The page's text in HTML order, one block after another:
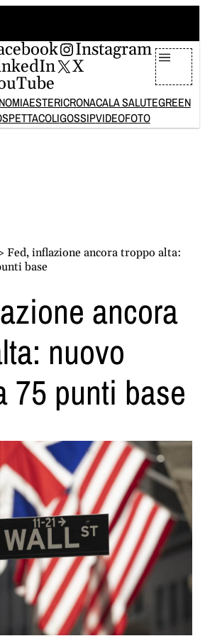
Instagram
X
ESTERICRONACALA SALUTEGREEN
SPETTACOLIGOSSIPVIDEOFOTO
Fed, inflazione ancora troppo alta:
base
ancora
nuovo
75 punti base